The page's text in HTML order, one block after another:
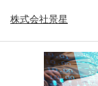
株式会社景星